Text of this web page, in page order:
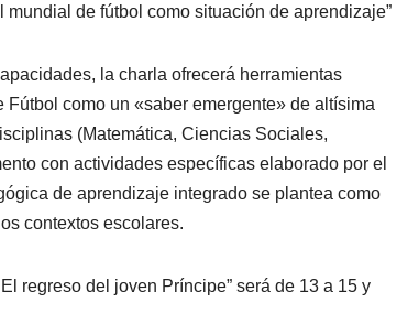
de fútbol como situación de aprendizaje”
la charla ofrecerá herramientas
como un «saber emergente» de altísima
(Matemática, Ciencias Sociales,
con actividades específicas elaborado por el
de aprendizaje integrado se plantea como
contextos escolares.
regreso del joven Príncipe” será de 13 a 15 y